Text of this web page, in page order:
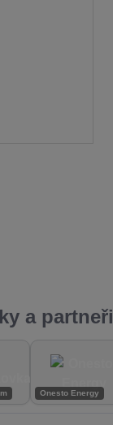
a partneři
Onesto Energy